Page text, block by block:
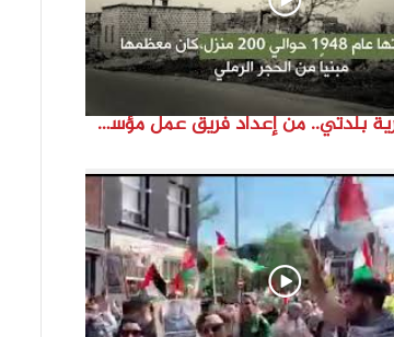
فيلم السميرية بلدتي.. من إعداد فريق عمل مؤسسة هوية